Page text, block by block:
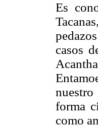
Es
casos
forma
como